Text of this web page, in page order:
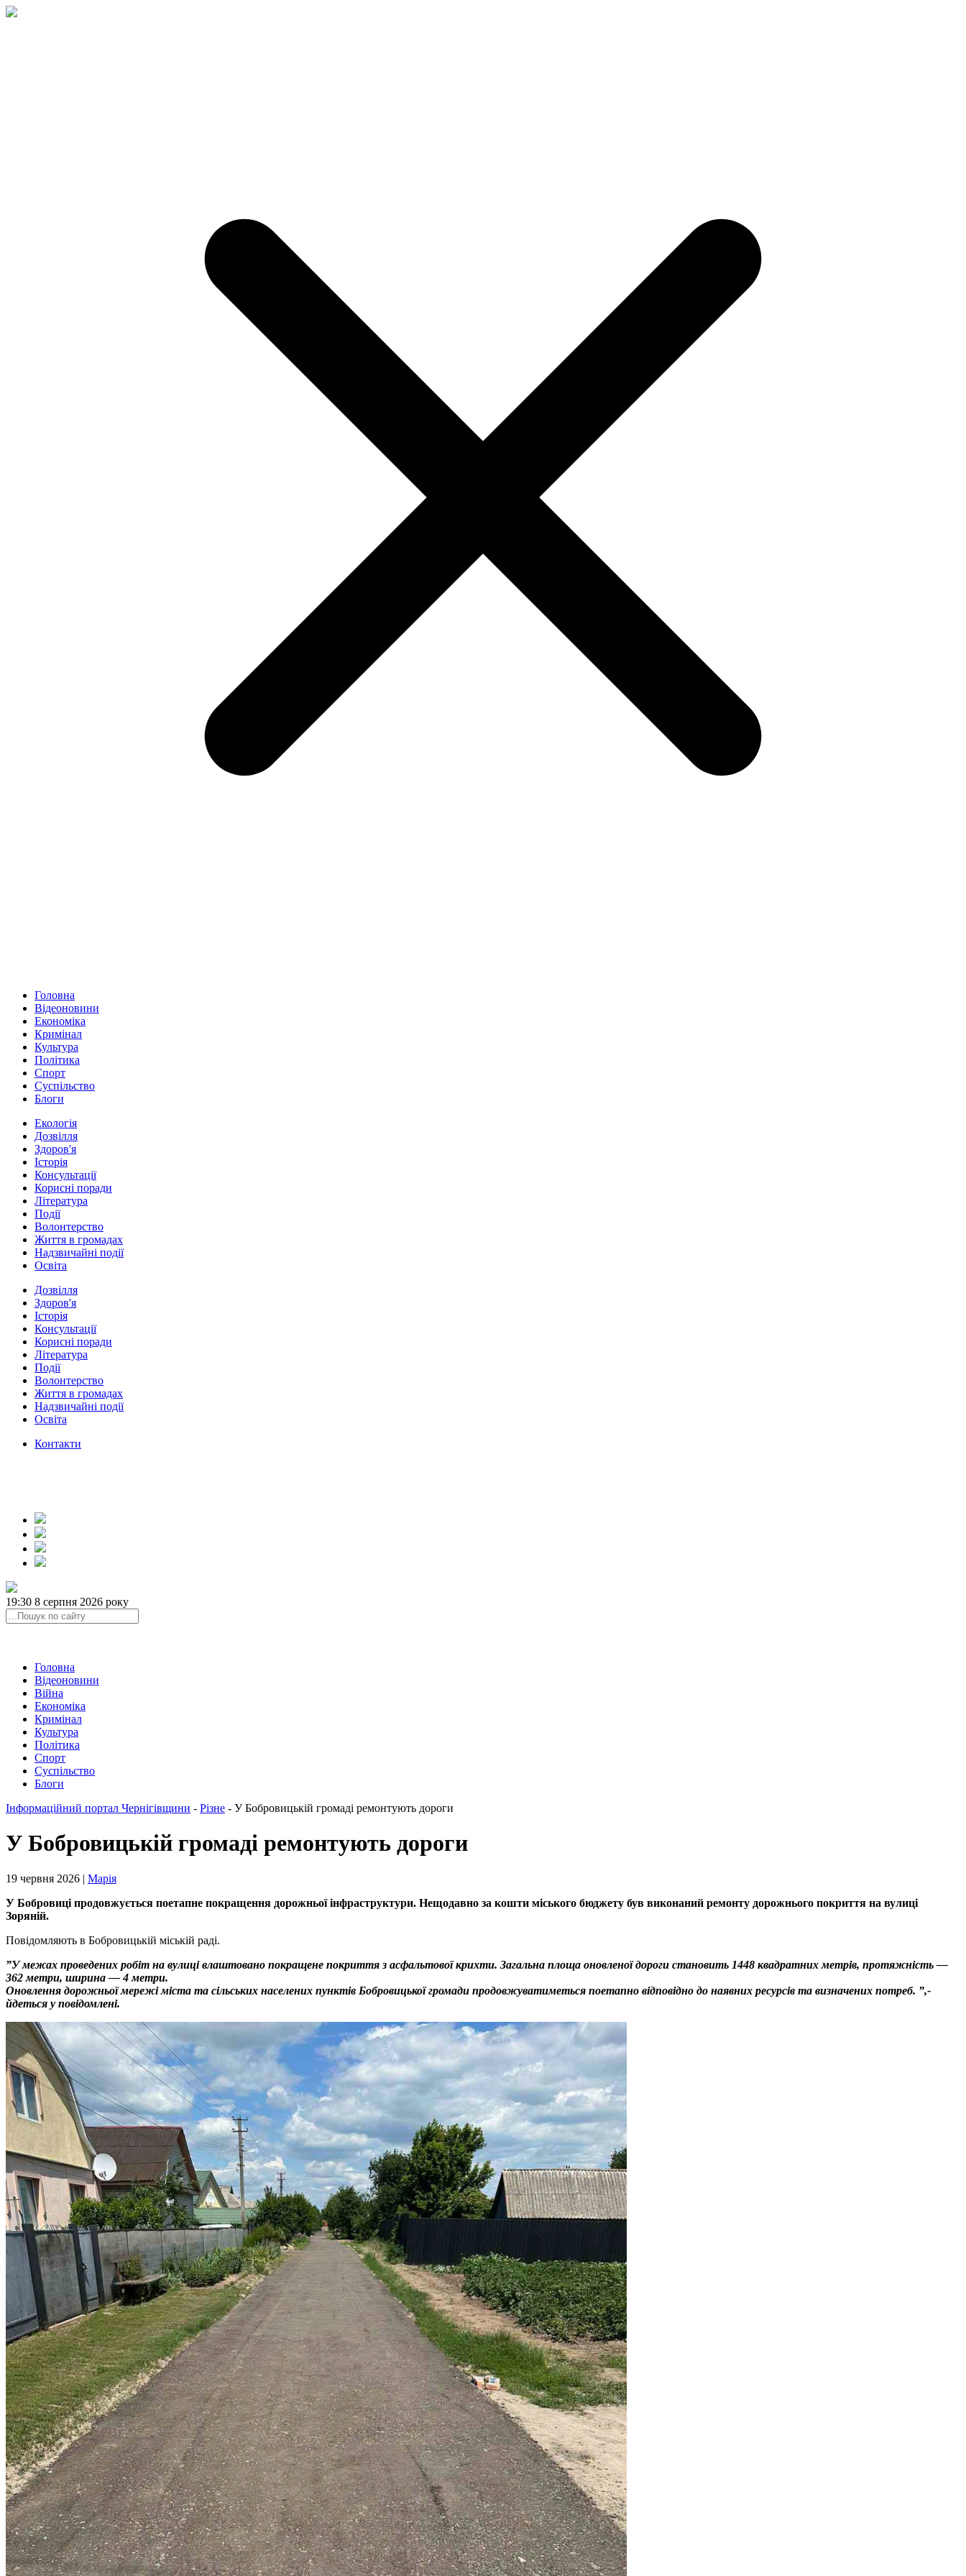
Головна
Відеоновини
Економіка
Кримінал
Культура
Політика
Спорт
Суспільство
Блоги
Екологія
Дозвілля
Здоров'я
Історія
Консультації
Корисні поради
Література
Події
Волонтерство
Життя в громадах
Надзвичайні події
Освіта
Дозвілля
Здоров'я
Історія
Консультації
Корисні поради
Література
Події
Волонтерство
Життя в громадах
Надзвичайні події
Освіта
Контакти
19:30 8 серпня 2026 року
Головна
Відеоновини
Війна
Економіка
Кримінал
Культура
Політика
Спорт
Суспільство
Блоги
Інформаційний портал Чернігівщини - Різне - У Бобровицькій громаді ремонтують дороги
У Бобровицькій громаді ремонтують дороги
19 червня 2026 | Марія
У Бобровиці продовжується поетапне покращення дорожньої інфраструктури. Нещодавно за кошти міського бюджету був виконаний ремонту дорожнього покриття на вулиці
Зоряній.
Повідомляють в Бобровицькій міській раді.
”У межах проведених робіт на вулиці влаштовано покращене покриття з асфальтової крихти. Загальна площа оновленої дороги становить 1448 квадратних метрів, протяжність —
362 метри, ширина — 4 метри.
Оновлення дорожньої мережі міста та сільських населених пунктів Бобровицької громади продовжуватиметься поетапно відповідно до наявних ресурсів та визначених потреб. ”,-
йдеться у повідомлені.